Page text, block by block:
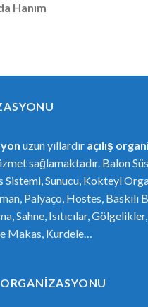
Hanım
uzun yıllardır açılış
sağlamaktadır. Balon
Sistemi, Sunucu, Kokteyl
Palyaço, Hostes, Baskılı
Sahne, Isıtıcılar,
Makas, Kurdele…